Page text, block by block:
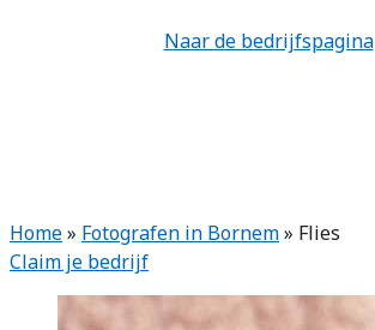
Naar de bedrijfspagina
Home» Fotografen in Bornem» Flies
Claim je bedrijf